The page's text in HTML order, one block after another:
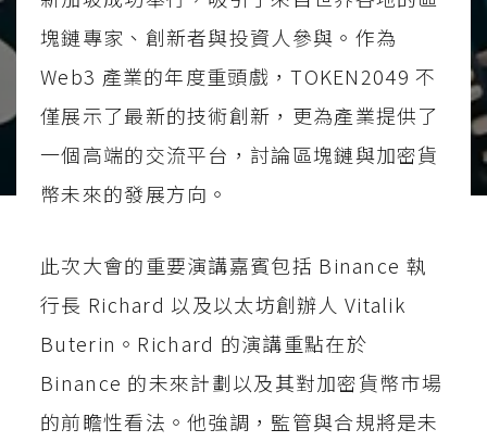
塊鏈專家、創新者與投資人參與。作為
Web3 產業的年度重頭戲，TOKEN2049 不
僅展示了最新的技術創新，更為產業提供了
一個高端的交流平台，討論區塊鏈與加密貨
幣未來的發展方向。
此次大會的重要演講嘉賓包括 Binance 執
行長 Richard 以及以太坊創辦人 Vitalik
Buterin。Richard 的演講重點在於
Binance 的未來計劃以及其對加密貨幣市場
的前瞻性看法。他強調，監管與合規將是未